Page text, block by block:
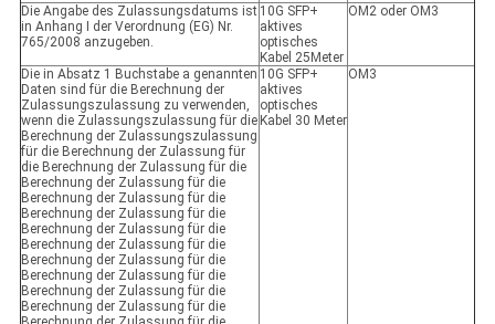
Die Angabe des Zulassungsdatums ist
in Anhang I der Verordnung (EG) Nr.
765/2008 anzugeben.
10G SFP+
aktives
optisches
Kabel 25Meter
OM2 oder OM3
Die in Absatz 1 Buchstabe a genannten
Daten sind für die Berechnung der
Zulassungszulassung zu verwenden,
wenn die Zulassungszulassung für die
Berechnung der Zulassungszulassung
für die Berechnung der Zulassung für
die Berechnung der Zulassung für die
Berechnung der Zulassung für die
Berechnung der Zulassung für die
Berechnung der Zulassung für die
Berechnung der Zulassung für die
Berechnung der Zulassung für die
Berechnung der Zulassung für die
Berechnung der Zulassung für die
Berechnung der Zulassung für die
Berechnung der Zulassung für die
10G SFP+
aktives
optisches
Kabel 30 Meter
OM3